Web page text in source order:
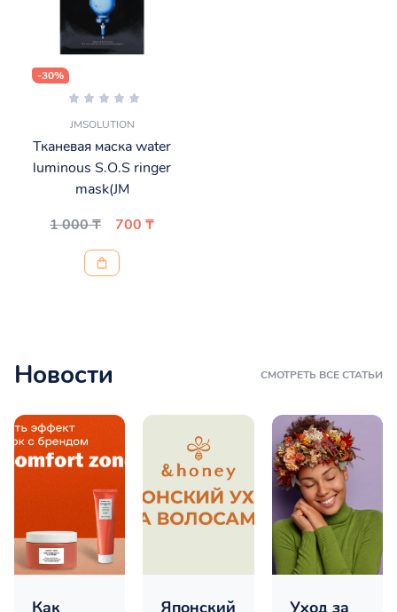
-30%
JMSOLUTION
Тканевая маска water
luminous S.O.S ringer
mask(JM
1 000 ₸
700 ₸
Новости СМОТРЕТЬ ВСЕ СТАТЬИ
Как
Японский
Уход за